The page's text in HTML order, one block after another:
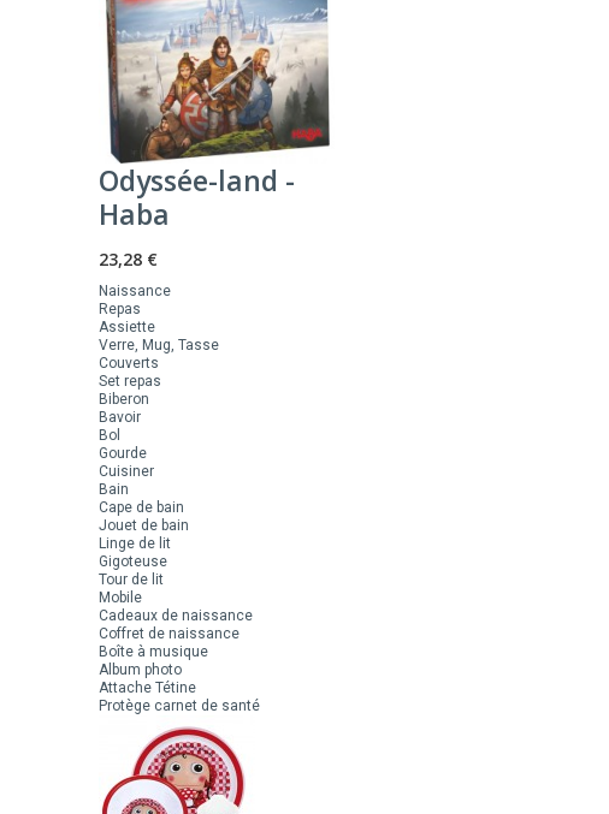
Odyssée-land -
Haba
23,28 €
Naissance
Repas
Assiette
Verre, Mug, Tasse
Couverts
Set repas
Biberon
Bavoir
Bol
Gourde
Cuisiner
Bain
Cape de bain
Jouet de bain
Linge de lit
Gigoteuse
Tour de lit
Mobile
Cadeaux de naissance
Coffret de naissance
Boîte à musique
Album photo
Attache Tétine
Protège carnet de santé